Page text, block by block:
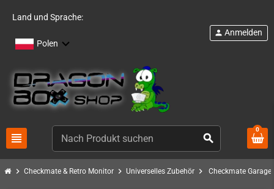
Land und Sprache:
Polen
view_headline search
person Anmelden
0
chevron_right Checkmate & Retro Monitor chevron_right Universelles Zubehör chevron_right Checkmate Garage